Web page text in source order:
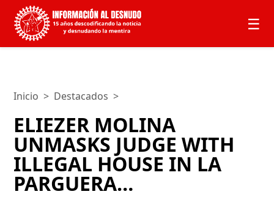
☰
Inicio > Destacados >
ELIEZER MOLINA
UNMASKS JUDGE WITH
ILLEGAL HOUSE IN LA
PARGUERA…